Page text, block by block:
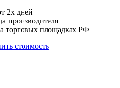
2х дней
производителя
торговых площадках РФ
стоимость